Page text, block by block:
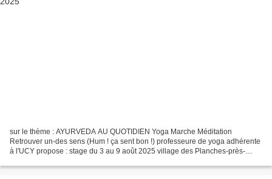
sur le thème : AYURVEDA AU QUOTIDIEN Yoga Marche Méditation
Retrouver un-des sens (Hum ! ça sent bon !) professeure de yoga adhérente
à l'UCY propose : stage du 3 au 9 août 2025 village des Planches-près-